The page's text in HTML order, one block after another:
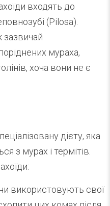
входять до
(Pilosa).
зазвичай
мураха,
хоча вони не є
дієту, яка
з мурах і термітів.
використовують свої